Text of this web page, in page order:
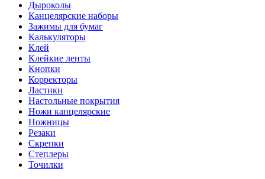
Дыроколы
Канцелярские наборы
Зажимы для бумаг
Калькуляторы
Клей
Клейкие ленты
Кнопки
Корректоры
Ластики
Настольные покрытия
Ножи канцелярские
Ножницы
Резаки
Скрепки
Степлеры
Точилки